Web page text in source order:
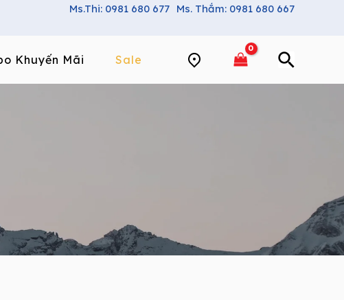
Ms.Thi: 0981 680 677 Ms. Thắm: 0981 680 667
Khuyến Mãi Sale